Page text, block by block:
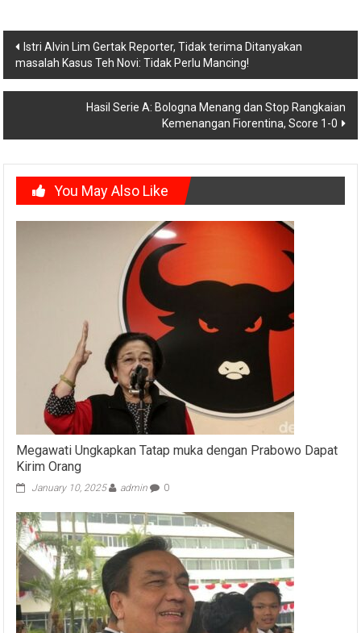
Post
navigation
Istri Alvin Lim Gertak Reporter, Tidak terima Ditanyakan
masalah Kasus Teh Novi: Tidak Perlu Mancing!
Hasil Serie A: Bologna Menang dan Stop Rangkaian
Kemenangan Fiorentina, Score 1-0
You May Also Like
Megawati Ungkapkan Tatap muka dengan Prabowo Dapat
Kirim Orang
January 10, 2025 admin 0